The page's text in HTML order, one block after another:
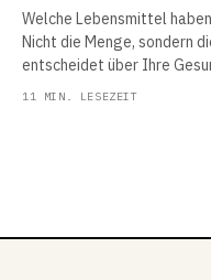
Welche Lebensmittel
Nicht die Menge, sondern
entscheidet über Ihre
11 MIN. LESEZEIT